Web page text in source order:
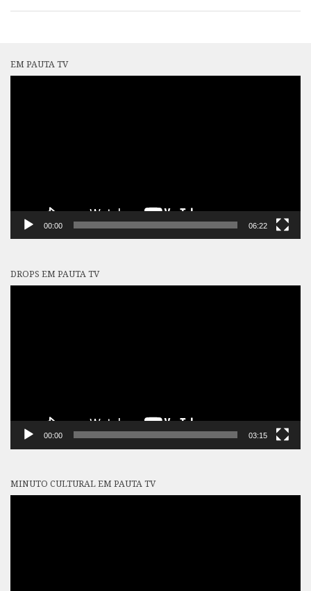
EM PAUTA TV
00:00 06:22
DROPS EM PAUTA TV
00:00 03:15
MINUTO CULTURAL EM PAUTA TV